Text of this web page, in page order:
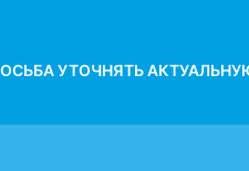
УТОЧНЯТЬ